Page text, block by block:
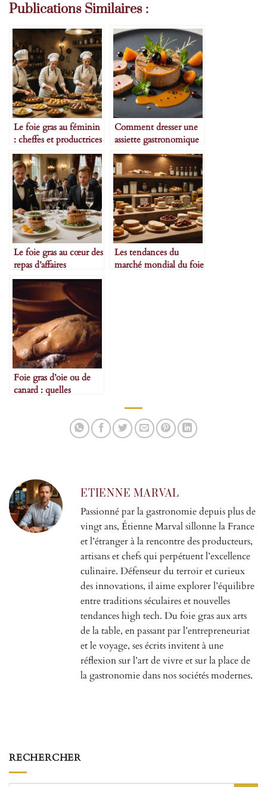
Publications Similaires :
Le foie gras au féminin
: cheffes et productrices
à l’honneur
Comment dresser une
assiette gastronomique
avec du foie gras
Le foie gras au cœur des
repas d’affaires
Les tendances du
marché mondial du foie
Foie gras d’oie ou de
canard : quelles
ETIENNE MARVAL
Passionné par la gastronomie depuis plus de
vingt ans, Étienne Marval sillonne la France
et l’étranger à la rencontre des producteurs,
artisans et chefs qui perpétuent l’excellence
culinaire. Défenseur du terroir et curieux
des innovations, il aime explorer l’équilibre
entre traditions séculaires et nouvelles
tendances high tech. Du foie gras aux arts
de la table, en passant par l’entrepreneuriat
et le voyage, ses écrits invitent à une
réflexion sur l’art de vivre et sur la place de
la gastronomie dans nos sociétés modernes.
RECHERCHER